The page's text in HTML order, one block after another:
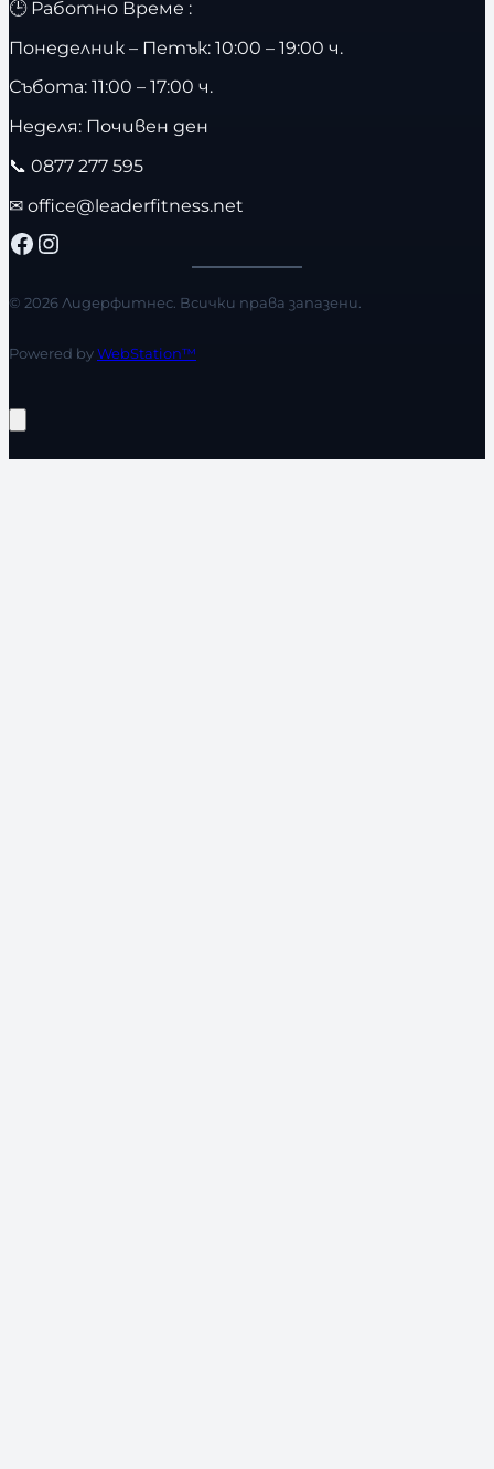
🕒 Работно Време :
Понеделник – Петък: 10:00 – 19:00 ч.
Събота: 11:00 – 17:00 ч.
Неделя: Почивен ден
📞 0877 277 595
✉ office@leaderfitness.net
Facebook Instagram
© 2026 Лидерфитнес. Всички права запазени.
Powered byWebStation™